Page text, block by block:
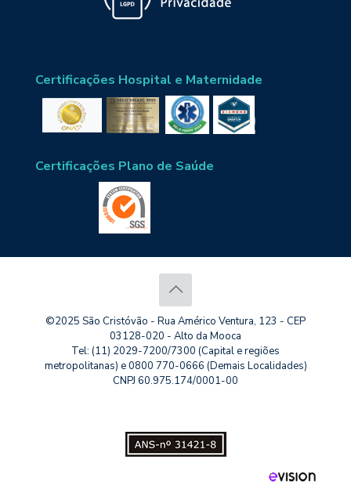
Certificações Hospital e Maternidade
Certificações Plano de Saúde
©2025 São Cristóvão - Rua Américo Ventura, 123 - CEP
03128-020 - Alto da Mooca
Tel: (11) 2029-7200/7300 (Capital e regiões
metropolitanas) e 0800 770-0666 (Demais Localidades)
CNPJ 60.975.174/0001-00